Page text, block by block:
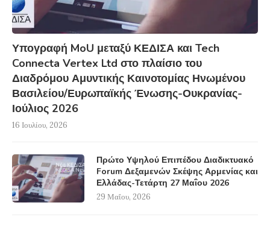
Υπογραφή MoU μεταξύ ΚΕΔΙΣΑ και Tech
Connecta Vertex Ltd στο πλαίσιο του
Διαδρόμου Αμυντικής Καινοτομίας Ηνωμένου
Βασιλείου/Ευρωπαϊκής Ένωσης-Ουκρανίας-
Ιούλιος 2026
16 Ιουλίου, 2026
Πρώτο Υψηλού Επιπέδου Διαδικτυακό
Forum Δεξαμενών Σκέψης Αρμενίας και
Ελλάδας-Τετάρτη 27 Μαΐου 2026
29 Μαΐου, 2026